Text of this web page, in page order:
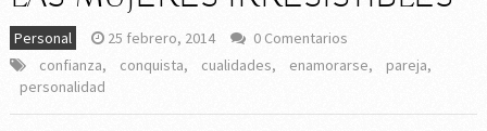
Personal 25 febrero, 2014
0 Comentarios
confianza, conquista, cualidades, enamorarse, pareja,
personalidad